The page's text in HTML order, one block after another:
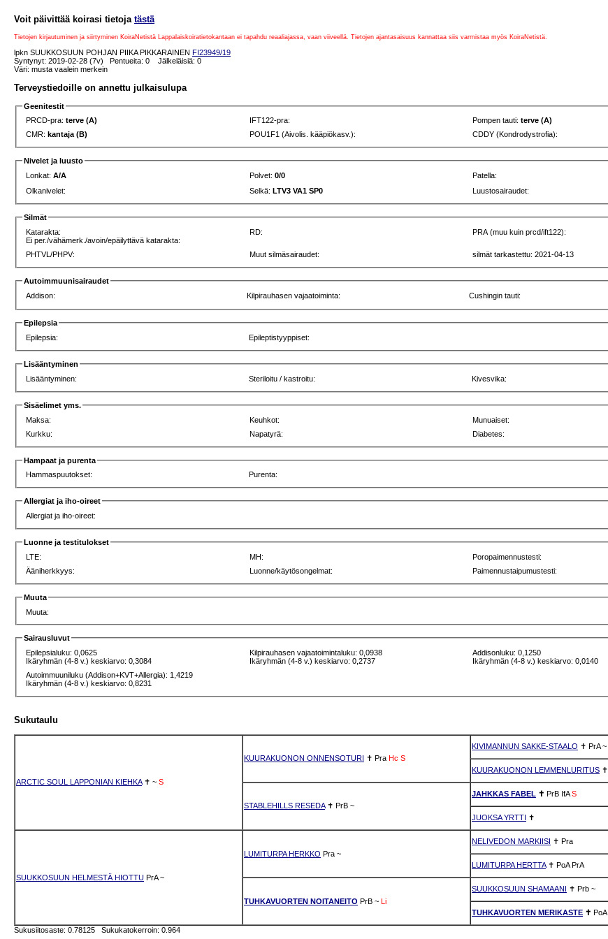
Voit päivittää koirasi tietoja tästä
Tietojen kirjautuminen ja siirtyminen KoiraNetistä Lappalaiskoiratietokantaan ei tapahdu reaaliajassa, vaan viiveellä. Tietojen ajantasaisuus kannattaa siis varmistaa myös KoiraNetistä.
lpkn SUUKKOSUUN POHJAN PIIKA PIKKARAINEN FI23949/19
Syntynyt: 2019-02-28 (7v) Pentueita: 0 Jälkeläisiä: 0
Väri: musta vaalein merkein
Terveystiedoille on annettu julkaisulupa
Geenitestit
PRCD-pra:terve (A) IFT122-pra: Pompen tauti:terve (A)
CMR: kantaja (B) POU1F1 (Aivolis. kääpiökasv.): CDDY (Kondrodystrofia):
Nivelet ja luusto
Lonkat:A/A Polvet:0/0 Patella:
Olkanivelet:
Selkä:LTV3 VA1 SP0 Luustosairaudet:
Silmät
Katarakta:
Ei per./vähämerk./avoin/epäilyttävä katarakta:
RD: PRA (muu kuin prcd/ift122):
PHTVL/PHPV: Muut silmäsairaudet: silmät tarkastettu: 2021-04-13
Autoimmuunisairaudet
Addison:
Kilpirauhasen vajaatoiminta: Cushingin tauti:
Epilepsia
Epilepsia:
Epileptistyyppiset:
Lisääntyminen
Lisääntyminen:
Steriloitu / kastroitu: Kivesvika:
Sisäelimet yms.
Maksa:
Keuhkot: Munuaiset:
Kurkku:
Napatyrä: Diabetes:
Hampaat ja purenta
Hammaspuutokset:
Purenta:
Allergiat ja iho-oireet
Allergiat ja iho-oireet:
Luonne ja testitulokset
LTE:
MH: Poropaimennustesti:
Ääniherkkyys:
Luonne/käytösongelmat: Paimennustaipumustesti:
Muuta
Muuta:
Sairausluvut
Epilepsialuku: 0,0625
Ikäryhmän (4-8 v.) keskiarvo: 0,3084
Kilpirauhasen vajaatoimintaluku: 0,0938
Ikäryhmän (4-8 v.) keskiarvo: 0,2737
Addisonluku: 0,1250
Ikäryhmän (4-8 v.) keskiarvo: 0,0140
Autoimmuuniluku (Addison+KVT+Allergia): 1,4219
Ikäryhmän (4-8 v.) keskiarvo: 0,8231
Sukutaulu
ARCTIC SOUL LAPPONIAN KIEHKA✝ ~ S
KUURAKUONON ONNENSOTURI ✝ Pra Hc S
KIVIMANNUN SAKKE-STAALO ✝ PrA ~
KUURAKUONON LEMMENLURITUS ✝
STABLEHILLS RESEDA✝ PrB ~
JAHKKAS FABEL ✝ PrB IfA S
JUOKSA YRTTI ✝
SUUKKOSUUN HELMESTÄ HIOTTU PrA ~
LUMITURPA HERKKO Pra ~
NELIVEDON MARKIISI ✝ Pra
LUMITURPA HERTTA✝ PoA PrA
TUHKAVUORTEN NOITANEITO PrB ~ Li
SUUKKOSUUN SHAMAANI ✝ Prb ~
TUHKAVUORTEN MERIKASTE ✝ PoA
Sukusiitosaste: 0.78125 Sukukatokerroin: 0.964